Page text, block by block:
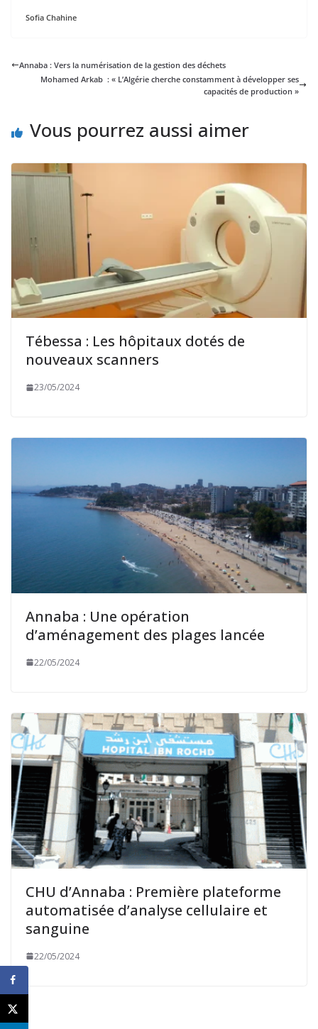
Sofia Chahine
Annaba : Vers la numérisation de la gestion des déchets
Mohamed Arkab : « L’Algérie cherche constamment à développer ses
capacités de production »
Vous pourrez aussi aimer
Tébessa : Les hôpitaux dotés de
nouveaux scanners
23/05/2024
Annaba : Une opération
d’aménagement des plages lancée
22/05/2024
CHU d’Annaba : Première plateforme
automatisée d’analyse cellulaire et
sanguine
22/05/2024